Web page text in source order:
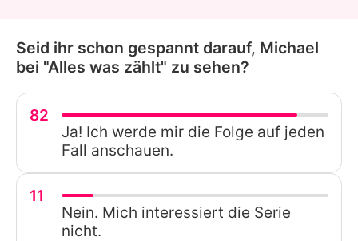
Seid ihr schon gespannt darauf, Michael
bei "Alles was zählt" zu sehen?
82
Ja! Ich werde mir die Folge auf jeden
Fall anschauen.
11
Nein. Mich interessiert die Serie
nicht.